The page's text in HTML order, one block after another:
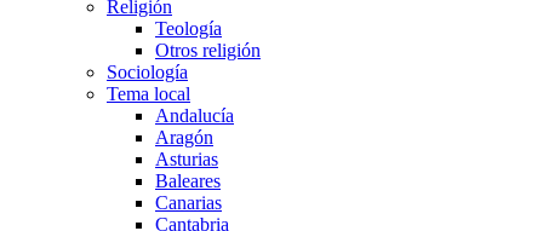
Religión
Teología
Otros religión
Sociología
Tema local
Andalucía
Aragón
Asturias
Baleares
Canarias
Cantabria